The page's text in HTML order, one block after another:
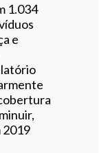
1.034
e
2019